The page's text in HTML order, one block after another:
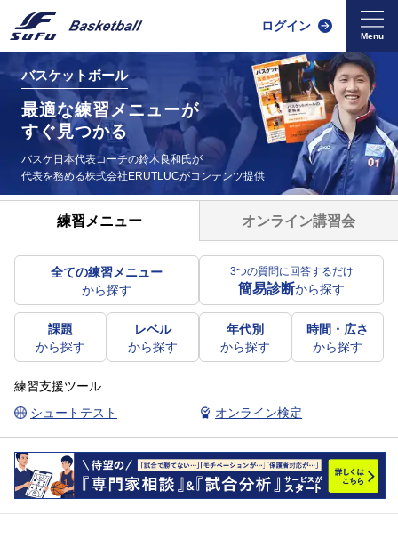
ログイン
バスケットボール
最適な練習メニューが
すぐ見つかる
バスケ日本代表コーチの鈴木良和氏が
代表を務める株式会社ERUTLUCがコンテンツ提供
練習メニュー オンライン講習会
全ての練習メニュー
から探す
3つの質問に回答するだけ
簡易診断から探す
課題
から探す
レベル
から探す
年代別
から探す
時間・広さ
から探す
練習支援ツール
シュートテスト
オンライン検定